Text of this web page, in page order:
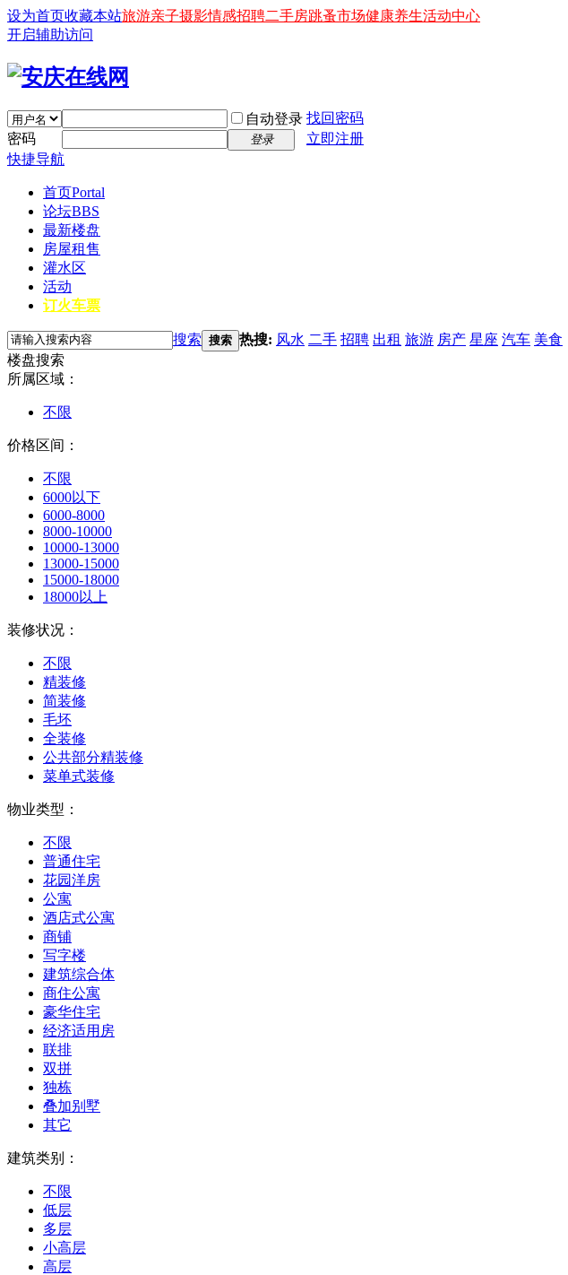
设为首页收藏本站旅游亲子摄影情感招聘二手房跳蚤市场健康养生活动中心
开启辅助访问
自动登录 找回密码
密码
登录
立即注册
快捷导航
首页Portal
论坛BBS
最新楼盘
房屋租售
灌水区
活动
订火车票
搜索 搜索 热搜: 风水 二手 招聘 出租 旅游 房产 星座 汽车 美食
楼盘搜索
所属区域：
不限
价格区间：
不限
6000以下
6000-8000
8000-10000
10000-13000
13000-15000
15000-18000
18000以上
装修状况：
不限
精装修
简装修
毛坯
全装修
公共部分精装修
菜单式装修
物业类型：
不限
普通住宅
花园洋房
公寓
酒店式公寓
商铺
写字楼
建筑综合体
商住公寓
豪华住宅
经济适用房
联排
双拼
独栋
叠加别墅
其它
建筑类别：
不限
低层
多层
小高层
高层